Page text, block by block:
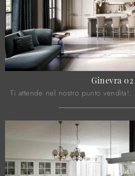
Ginevra 02
Ti attende nel nostro punto vendita!.